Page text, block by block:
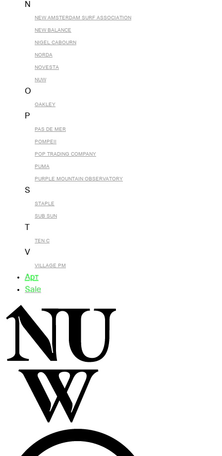
N
NEW AMSTERDAM SURF ASSOCIATION
NEW BALANCE
NIGEL CABOURN
NORDA
NOVESTA
NUW
O
OAKLEY
P
PAS DE MER
POMPEII
POP TRADING COMPANY
PUMA
PURPLE MOUNTAIN OBSERVATORY
S
STAPLE
SUB SUN
TEN C
V
VILLAGE PM
Арт
Sale